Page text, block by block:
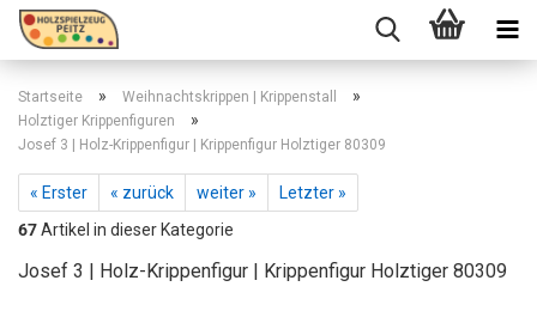
Startseite » Weihnachtskrippen | Krippenstall »
Holztiger Krippenfiguren »
Josef 3 | Holz-Krippenfigur | Krippenfigur Holztiger 80309
« Erster « zurück weiter »
Letzter »
67Artikel in dieser Kategorie
Josef 3 | Holz-Krippenfigur | Krippenfigur Holztiger 80309